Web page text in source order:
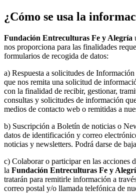
¿Cómo se usa la
Fundación Entreculturas Fe y Alegría
nos proporciona para las finalidades
formularios de recogida de datos:
a) Respuesta a solicitudes de
que nos remita una solicitud de
con la finalidad de recibir, gestionar,
consultas y solicitudes de información
medios de contacto web o remitidas a
b) Suscripción a Boletín de noticias o
datos de identificación y correo
noticias y newsletters. Podrá darse de
c) Colaborar o participar en las acciones
la Fundación Entreculturas Fe y
tratarán para remitirle información a
correo postal y/o llamada telefónica de